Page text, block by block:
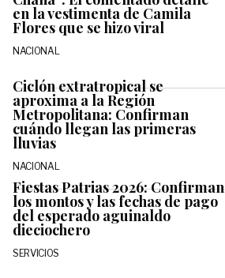
en la vestimenta de Camila
Flores que se hizo viral
NACIONAL
Ciclón extratropical se
aproxima a la Región
Metropolitana: Confirman
cuándo llegan las primeras
lluvias
NACIONAL
Fiestas Patrias 2026: Confirman
los montos y las fechas de pago
del esperado aguinaldo
dieciochero
SERVICIOS